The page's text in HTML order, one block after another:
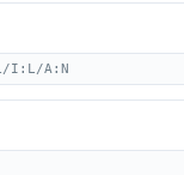
I:L/A:N